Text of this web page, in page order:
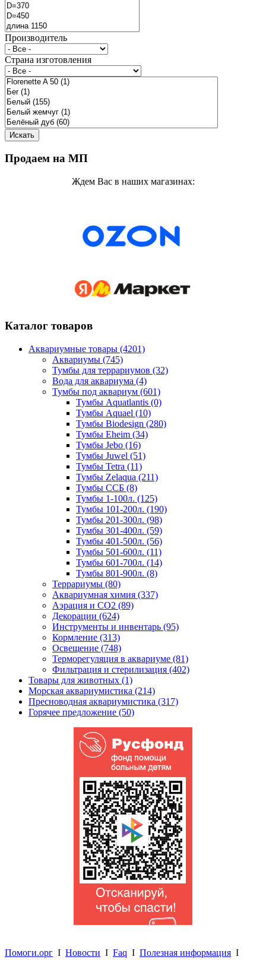
Производитель
Страна изготовления
Продаем на МП
Ждем Вас в наших магазинах:
Каталог товаров
Аквариумные товары (4201)
Аквариумы (745)
Тумбы для террариумов (32)
Вода для аквариума (4)
Тумбы под аквариум (601)
Тумбы Aquatlantis (0)
Тумбы Aquael (10)
Тумбы Biodesign (280)
Тумбы Eheim (34)
Тумбы Jebo (16)
Тумбы Juwel (51)
Тумбы Tetra (11)
Тумбы Zelaqua (211)
Тумбы ССБ (8)
Тумбы 1-100л. (125)
Тумбы 101-200л. (190)
Тумбы 201-300л. (98)
Тумбы 301-400л. (59)
Тумбы 401-500л. (56)
Тумбы 501-600л. (11)
Тумбы 601-700л. (14)
Тумбы 801-900л. (8)
Террариумы (80)
Аквариумная химия (337)
Аэрация и CO2 (89)
Декорации (624)
Инструменты и инвентарь (95)
Кормление (313)
Освещение (748)
Терморегуляция в аквариуме (81)
Фильтрация и стерилизация (402)
Товары для животных (1)
Морская аквариумистика (214)
Пресноводная аквариумистика (317)
Горячее предложение (50)
Помоги.орг I Новости I Faq I Полезная информация I